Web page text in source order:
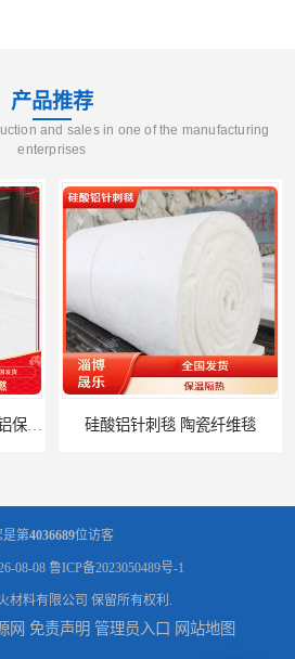
产品推荐
and sales in one of the manufacturing
enterprises
毯 陶瓷纤维毯 硅酸铝纤维毯
是第4036689位访客
08-08 鲁ICP备2023050489号-1
材料有限公司 保留所有权利.
网 免责声明 管理员入口 网站地图